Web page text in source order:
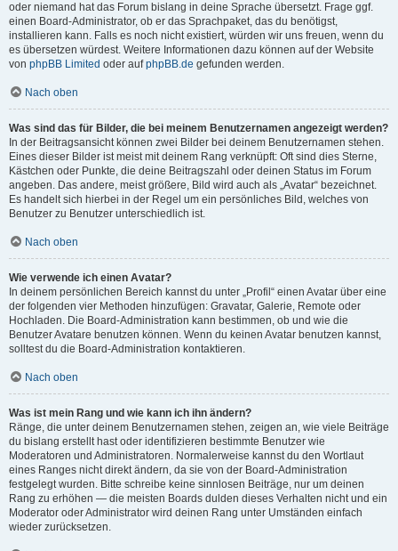
oder niemand hat das Forum bislang in deine Sprache übersetzt. Frage ggf.
einen Board-Administrator, ob er das Sprachpaket, das du benötigst,
installieren kann. Falls es noch nicht existiert, würden wir uns freuen, wenn du
es übersetzen würdest. Weitere Informationen dazu können auf der Website
von phpBB Limited oder aufphpBB.de gefunden werden.
Nach oben
Was sind das für Bilder, die bei meinem Benutzernamen angezeigt werden?
In der Beitragsansicht können zwei Bilder bei deinem Benutzernamen stehen.
Eines dieser Bilder ist meist mit deinem Rang verknüpft: Oft sind dies Sterne,
Kästchen oder Punkte, die deine Beitragszahl oder deinen Status im Forum
angeben. Das andere, meist größere, Bild wird auch als „Avatar“ bezeichnet.
Es handelt sich hierbei in der Regel um ein persönliches Bild, welches von
Benutzer zu Benutzer unterschiedlich ist.
Nach oben
Wie verwende ich einen Avatar?
In deinem persönlichen Bereich kannst du unter „Profil“ einen Avatar über eine
der folgenden vier Methoden hinzufügen: Gravatar, Galerie, Remote oder
Hochladen. Die Board-Administration kann bestimmen, ob und wie die
Benutzer Avatare benutzen können. Wenn du keinen Avatar benutzen kannst,
solltest du die Board-Administration kontaktieren.
Nach oben
Was ist mein Rang und wie kann ich ihn ändern?
Ränge, die unter deinem Benutzernamen stehen, zeigen an, wie viele Beiträge
du bislang erstellt hast oder identifizieren bestimmte Benutzer wie
Moderatoren und Administratoren. Normalerweise kannst du den Wortlaut
eines Ranges nicht direkt ändern, da sie von der Board-Administration
festgelegt wurden. Bitte schreibe keine sinnlosen Beiträge, nur um deinen
Rang zu erhöhen — die meisten Boards dulden dieses Verhalten nicht und ein
Moderator oder Administrator wird deinen Rang unter Umständen einfach
wieder zurücksetzen.